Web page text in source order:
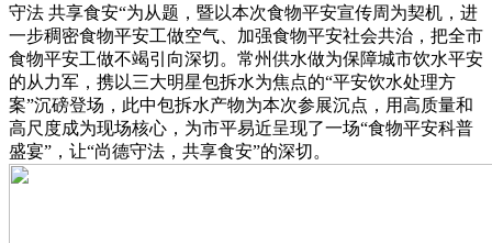
守法 共享食安“为从题，暨以本次食物平安宣传周为契机，进
一步稠密食物平安工做空气、加强食物平安社会共治，把全市
食物平安工做不竭引向深切。常州供水做为保障城市饮水平安
的从力军，携以三大明星包拆水为焦点的“平安饮水处理方
案”沉磅登场，此中包拆水产物为本次参展沉点，用高质量和
高尺度成为现场核心，为市平易近呈现了一场“食物平安科普
盛宴”，让“尚德守法，共享食安”的深切。